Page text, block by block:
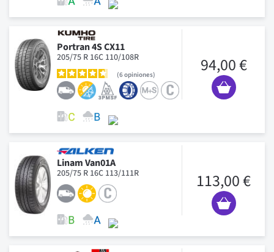
Portran 4S CX11
205/75 R 16C 110/108R
6opiniones 94,00 €
Linam Van01A
205/75 R 16C 113/111R 113,00 €